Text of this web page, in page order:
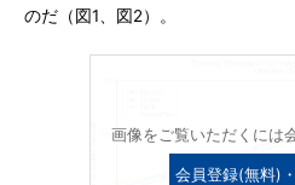
のだ（図1、図2）。
画像をご覧いただくには
会員登録(無料)